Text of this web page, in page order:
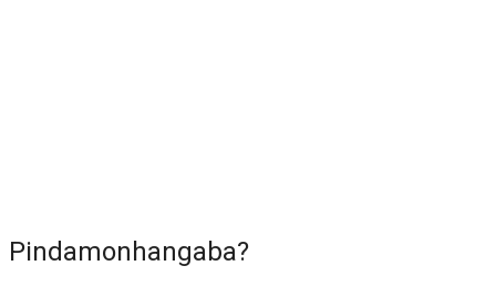
Pindamonhangaba?